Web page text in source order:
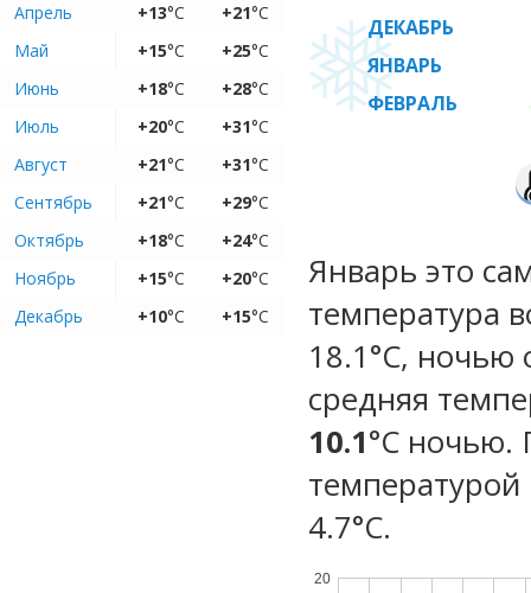
Апрель
+13°C +21°C
Май
+15°C +25°C
Июнь
+18°C +28°C
Июль
+20°C +31°C
Август
+21°C +31°C
Сентябрь
+21°C +29°C
Октябрь
+18°C +24°C
Ноябрь
+15°C +20°C
Декабрь
+10°C +15°C
ДЕКАБРЬ
ЯНВАРЬ
ФЕВРАЛЬ
Январь это
температура
18.1°C, ночью
средняя
10.1°C
температурой
4.7°С.
20